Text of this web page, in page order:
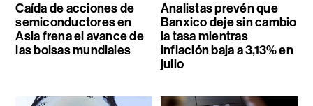
Caída de acciones de
semiconductores en
Asia frena el avance de
las bolsas mundiales
Analistas prevén que
Banxico deje sin cambio
la tasa mientras
inflación baja a 3,13% en
julio